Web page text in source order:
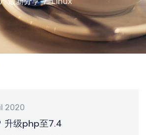
2020
升级php至7.4